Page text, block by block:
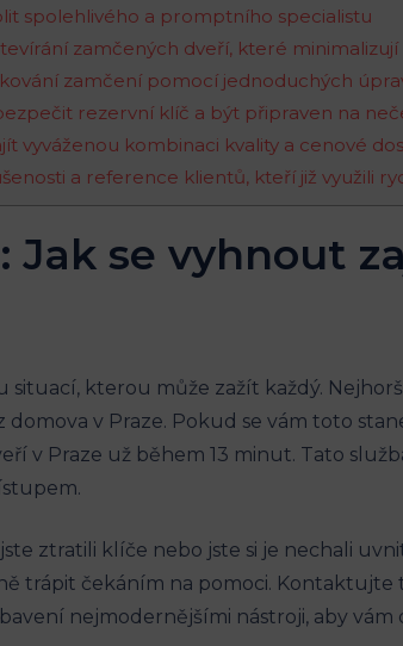
spolehlivého a promptního specialistu
zamčených ​dveří, které
zamčení pomocí jednoduchých
rezervní klíč a být připraven na
vyváženou kombinaci kvality a cenové
a reference klientů, kteří již využili
Jak ⁤se vyhnout
kterou může zažít každý.
v Praze. Pokud se vám toto
v Praze už během​ 13 minut. Tato
ztratili klíče nebo jste si je nechali
trápit čekáním na pomoci.
nejmodernějšími nástroji, aby